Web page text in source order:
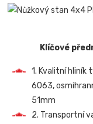
Klíčové
1. Kvalitní hliník
6063,
51mm
2. Transportní